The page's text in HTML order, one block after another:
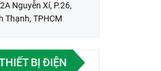
Nguyễn Xí, P.26,
Thạnh, TPHCM
BỊ ĐIỆN